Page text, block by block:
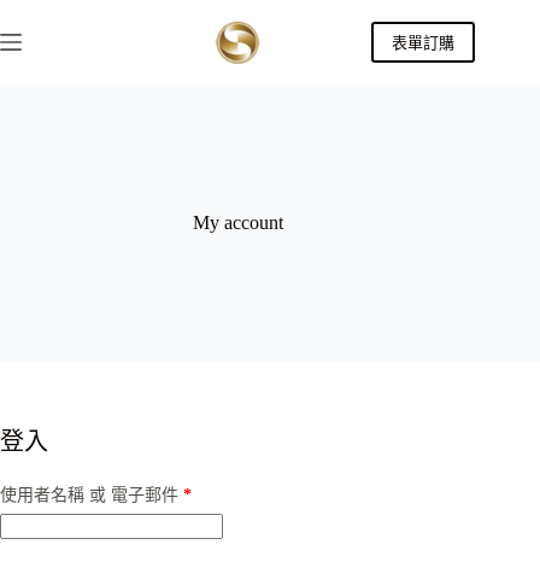
至
表單訂購
My account
登入
使用者名稱 或 電子郵件 *必
填